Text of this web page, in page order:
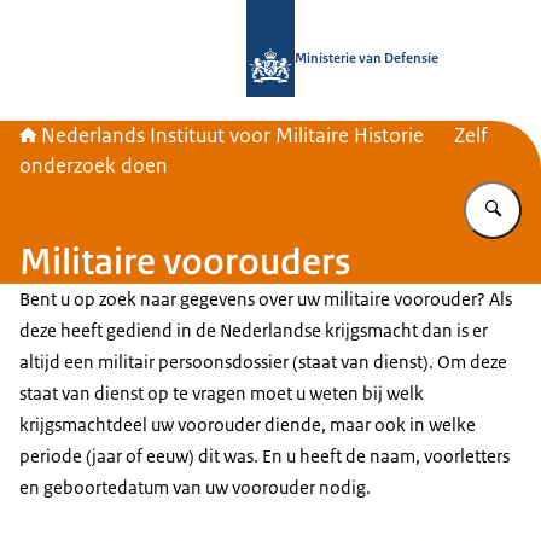
Ministerie van Defensie
Nederlands Instituut voor Militaire Historie
Zelf
onderzoek doen
Militaire voorouders
Bent u op zoek naar gegevens over uw militaire voorouder? Als
deze heeft gediend in de Nederlandse krijgsmacht dan is er
altijd een militair persoonsdossier (staat van dienst). Om deze
staat van dienst op te vragen moet u weten bij welk
krijgsmachtdeel uw voorouder diende, maar ook in welke
periode (jaar of eeuw) dit was. En u heeft de naam, voorletters
en geboortedatum van uw voorouder nodig.